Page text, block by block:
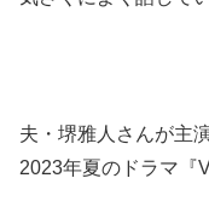
夫・堺雅人さんが主
2023年夏のドラマ『